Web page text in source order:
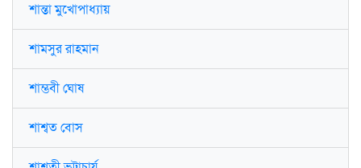
শান্তা মুখোপাধ্যায়
শামসুর রাহমান
শাম্ভবী ঘোষ
শাশ্বত বোস